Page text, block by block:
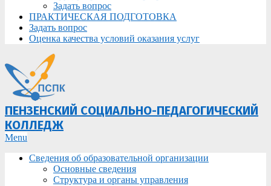
Задать вопрос
ПРАКТИЧЕСКАЯ ПОДГОТОВКА
Задать вопрос
Оценка качества условий оказания услуг
ПЕНЗЕНСКИЙ СОЦИАЛЬНО-ПЕДАГОГИЧЕСКИЙ
КОЛЛЕДЖ
Primary
Menu
Menu
Сведения об образовательной организации
Основные сведения
Структура и органы управления